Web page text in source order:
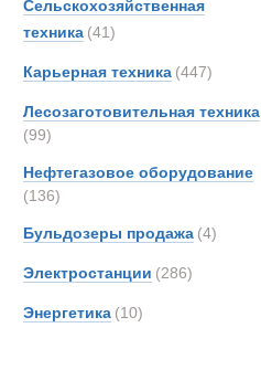
Сельскохозяйственная
техника (41)
Карьерная техника (447)
Лесозаготовительная техника
(99)
Нефтегазовое оборудование
(136)
Бульдозеры продажа (4)
Электростанции (286)
Энергетика (10)